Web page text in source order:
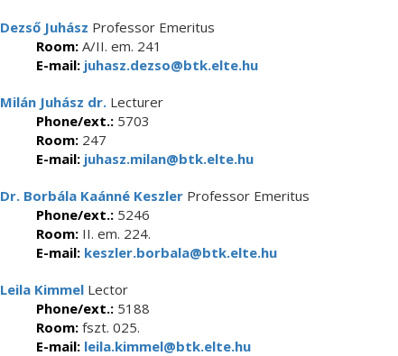
Dezső Juhász Professor Emeritus
Room: A/II. em. 241
E-mail: juhasz.dezso@btk.elte.hu
Milán Juhász dr. Lecturer
Phone/ext.: 5703
Room: 247
E-mail: juhasz.milan@btk.elte.hu
Dr. Borbála Kaánné Keszler Professor Emeritus
Phone/ext.: 5246
Room: II. em. 224.
E-mail: keszler.borbala@btk.elte.hu
Leila Kimmel Lector
Phone/ext.: 5188
Room: fszt. 025.
E-mail: leila.kimmel@btk.elte.hu